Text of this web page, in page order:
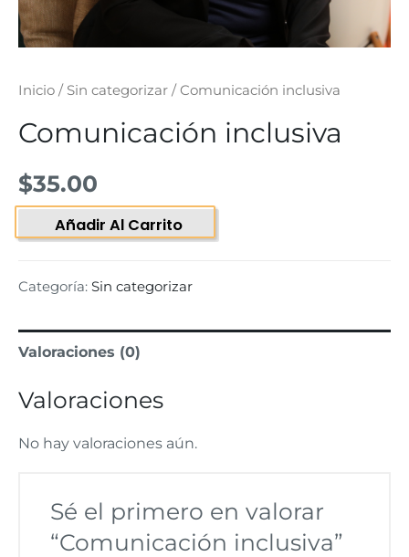
Inicio / Sin categorizar / Comunicación inclusiva
Comunicación inclusiva
$35.00
Añadir Al Carrito
Categoría: Sin categorizar
Valoraciones (0)
Valoraciones
No hay valoraciones aún.
Sé el primero en valorar
“Comunicación inclusiva”